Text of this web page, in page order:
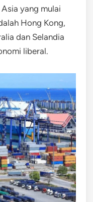
yang mulai
Hong Kong,
dan Selandia
liberal.